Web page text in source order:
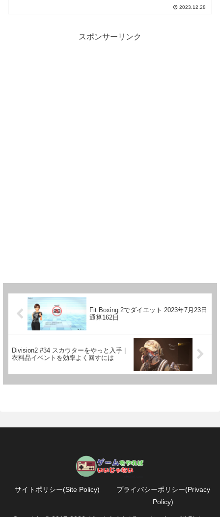
2023.12.28
スポンサーリンク
Fit Boxing 2でダイエット 2023年7月23日
通算162日
Division2 #34 スカウターをやっと入手 |
衣料品イベントを効率よく回すには
サイトポリシー(Site Policy)
プライバシーポリシー(Privacy
Policy)